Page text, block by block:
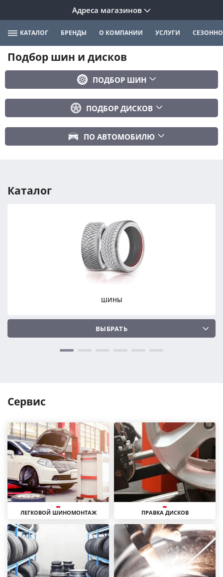
Адреса магазинов
КАТАЛОГ БРЕНДЫ О КОМПАНИИ УСЛУГИ
Подбор шин и дисков
ПОДБОР ШИН
Сбросить
ПОДБОР ДИСКОВ
ПОДОБРАТЬ
Сбросить
ПО АВТОМОБИЛЮ
Год авто
ПОДОБРАТЬ
Сбросить
Каталог
ШИНЫ
ВЫБРАТЬ
Сервис
ЛЕГКОВОЙ ШИНОМОНТАЖ ПРАВКА ДИСКОВ